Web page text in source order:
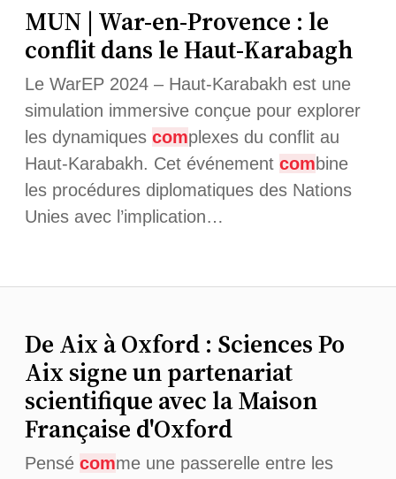
MUN | War-en-Provence : le
conflit dans le Haut-Karabagh
Le WarEP 2024 – Haut-Karabakh est une
simulation immersive conçue pour explorer
les dynamiques complexes du conflit au
Haut-Karabakh. Cet événement combine
les procédures diplomatiques des Nations
Unies avec l’implication…
De Aix à Oxford : Sciences Po
Aix signe un partenariat
scientifique avec la Maison
Française d'Oxford
Pensé comme une passerelle entre les